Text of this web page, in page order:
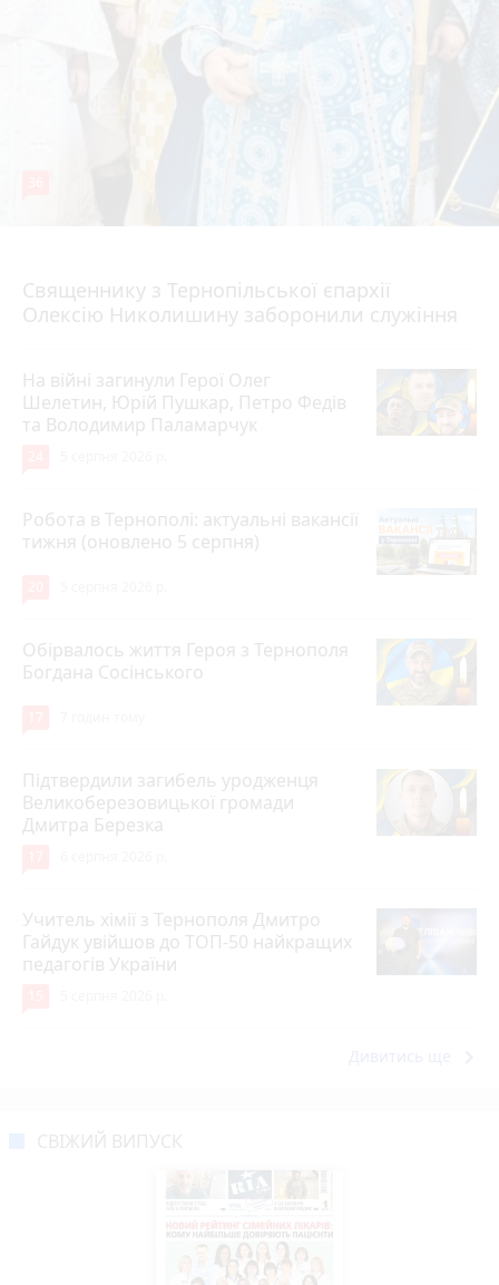
Священнику з Тернопільської єпархії
Олексію Николишину заборонили служіння
На війні загинули Герої Олег
Шелетин, Юрій Пушкар, Петро Федів
та Володимир Паламарчук
Робота в Тернополі: актуальні вакансії
тижня (оновлено 5 серпня)
Обірвалось життя Героя з Тернополя
Богдана Сосінського
Підтвердили загибель уродженця
Великоберезовицької громади
Дмитра Березка
Учитель хімії з Тернополя Дмитро
Гайдук увійшов до ТОП-50 найкращих
педагогів України